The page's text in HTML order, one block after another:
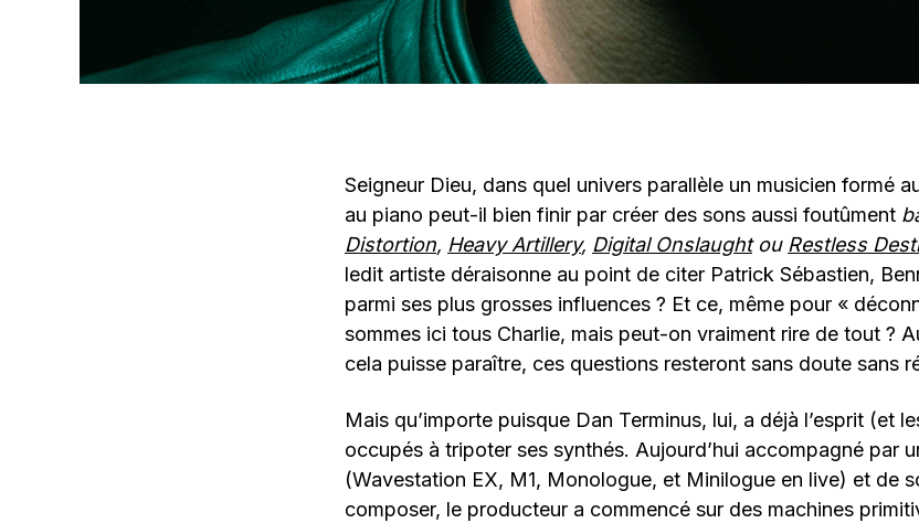
Seigneur Dieu, dans quel univers parallèle un musicien formé
au piano peut-il bien finir par créer des sons aussi foutûment
Distortion, Heavy Artillery, Digital Onslaughtou Restless
ledit artiste déraisonne au point de citer Patrick Sébastien,
parmi ses plus grosses influences ? Et ce, même pour «
sommes ici tous Charlie, mais peut-on vraiment rire de tout ?
cela puisse paraître, ces questions resteront sans doute sans
Mais qu’importe puisque Dan Terminus, lui, a déjà l’esprit (et
occupés à tripoter ses synthés. Aujourd’hui accompagné par
(Wavestation EX, M1, Monologue, et Minilogue en live) et de
composer, le producteur a commencé sur des machines